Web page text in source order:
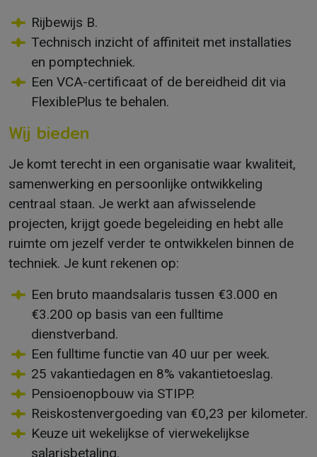
Rijbewijs B.
Technisch inzicht of affiniteit met installaties
en pomptechniek.
Een VCA-certificaat of de bereidheid dit via
FlexiblePlus te behalen.
Wij bieden
Je komt terecht in een organisatie waar kwaliteit,
samenwerking en persoonlijke ontwikkeling
centraal staan. Je werkt aan afwisselende
projecten, krijgt goede begeleiding en hebt alle
ruimte om jezelf verder te ontwikkelen binnen de
techniek. Je kunt rekenen op:
Een bruto maandsalaris tussen €3.000 en
€3.200 op basis van een fulltime
dienstverband.
Een fulltime functie van 40 uur per week.
25 vakantiedagen en 8% vakantietoeslag.
Pensioenopbouw via STIPP.
Reiskostenvergoeding van €0,23 per kilometer.
Keuze uit wekelijkse of vierwekelijkse
salarisbetaling.